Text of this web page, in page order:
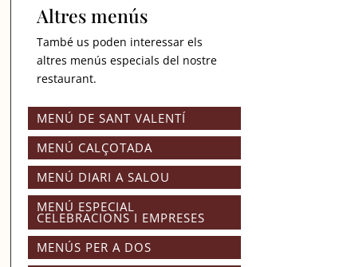
Altres menús
També us poden interessar els
altres menús especials del nostre
restaurant.
MENÚ DE SANT VALENTÍ
MENÚ CALÇOTADA
MENÚ DIARI A SALOU
MENÚ ESPECIAL
CELEBRACIONS I EMPRESES
MENÚS PER A DOS